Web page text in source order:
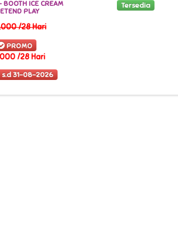
BOOTH ICE CREAM
PLAY
/28 Hari
PROMO
/28 Hari
s.d 31-08-2026
Tersedia